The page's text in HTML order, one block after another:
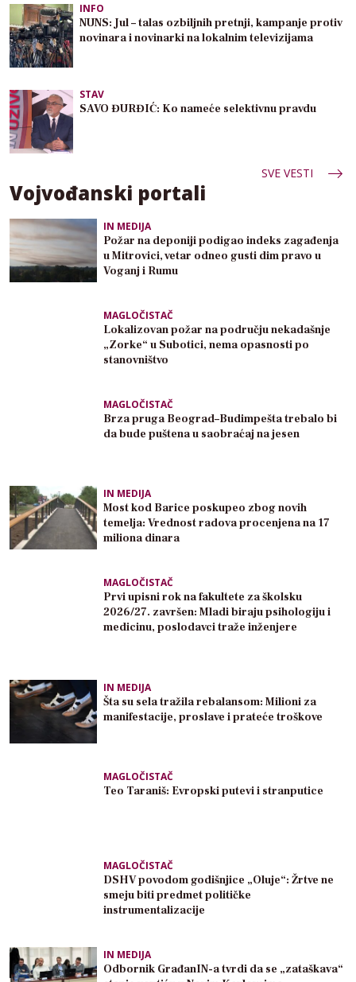
INFO
NUNS: Jul – talas ozbiljnih pretnji, kampanje protiv
novinara i novinarki na lokalnim televizijama
STAV
SAVO ĐURĐIĆ: Ko nameće selektivnu pravdu
SVE VESTI
Vojvođanski portali
IN MEDIJA
Požar na deponiji podigao indeks zagađenja
u Mitrovici, vetar odneo gusti dim pravo u
Voganj i Rumu
MAGLOČISTAČ
Lokalizovan požar na području nekadašnje
„Zorke“ u Subotici, nema opasnosti po
stanovništvo
MAGLOČISTAČ
Brza pruga Beograd–Budimpešta trebalo bi
da bude puštena u saobraćaj na jesen
IN MEDIJA
Most kod Barice poskupeo zbog novih
temelja: Vrednost radova procenjena na 17
miliona dinara
MAGLOČISTAČ
Prvi upisni rok na fakultete za školsku
2026/27. završen: Mladi biraju psihologiju i
medicinu, poslodavci traže inženjere
IN MEDIJA
Šta su sela tražila rebalansom: Milioni za
manifestacije, proslave i prateće troškove
MAGLOČISTAČ
Teo Taraniš: Evropski putevi i stranputice
MAGLOČISTAČ
DSHV povodom godišnjice „Oluje“: Žrtve ne
smeju biti predmet političke
instrumentalizacije
IN MEDIJA
Odbornik GrađanIN-a tvrdi da se „zataškava“